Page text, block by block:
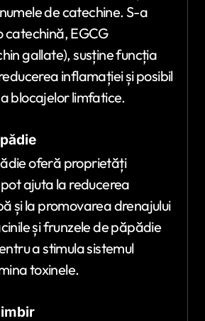
de catechine. S-a
catechină, EGCG
gallate), susține funcția
inflamației și posibil
blocajelor limfatice.
oferă proprietăți
ajuta la reducerea
și la promovarea drenajului
și frunzele de păpădie
a stimula sistemul
toxinele.